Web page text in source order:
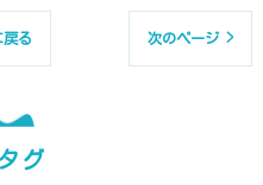
戻る 次のページ >
グ